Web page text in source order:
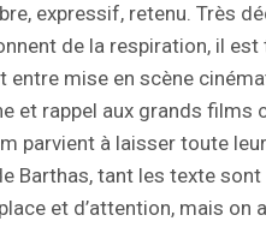
expressif, retenu. Très
de la respiration, il
entre mise en scène
et rappel aux grands films
parvient à laisser toute
Barthas, tant les texte
et d’attention, mais on